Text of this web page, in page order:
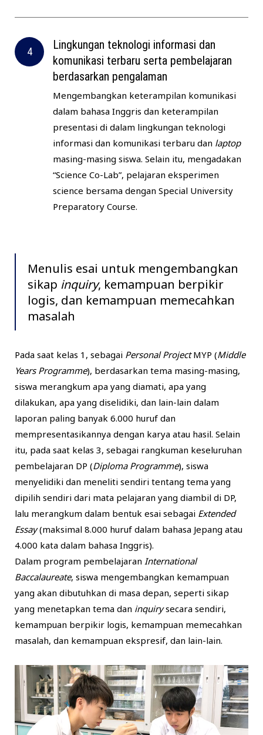
Lingkungan teknologi informasi dan
komunikasi terbaru serta pembelajaran
berdasarkan pengalaman
Mengembangkan keterampilan komunikasi
dalam bahasa Inggris dan keterampilan
presentasi di dalam lingkungan teknologi
informasi dan komunikasi terbaru dan laptop
masing-masing siswa. Selain itu, mengadakan
“Science Co-Lab”, pelajaran eksperimen
science bersama dengan Special University
Preparatory Course.
Menulis esai untuk mengembangkan
sikap inquiry, kemampuan berpikir
logis, dan kemampuan memecahkan
masalah
Pada saat kelas 1, sebagai Personal ProjectMYP (Middle
Years Programme), berdasarkan tema masing-masing,
siswa merangkum apa yang diamati, apa yang
dilakukan, apa yang diselidiki, dan lain-lain dalam
laporan paling banyak 6.000 huruf dan
mempresentasikannya dengan karya atau hasil. Selain
itu, pada saat kelas 3, sebagai rangkuman keseluruhan
pembelajaran DP (Diploma Programme), siswa
menyelidiki dan meneliti sendiri tentang tema yang
dipilih sendiri dari mata pelajaran yang diambil di DP,
lalu merangkum dalam bentuk esai sebagai Extended
Essay(maksimal 8.000 huruf dalam bahasa Jepang atau
4.000 kata dalam bahasa Inggris).
Dalam program pembelajaranInternational
Baccalaureate, siswa mengembangkan kemampuan
yang akan dibutuhkan di masa depan, seperti sikap
yang menetapkan tema dan inquirysecara sendiri,
kemampuan berpikir logis, kemampuan memecahkan
masalah, dan kemampuan ekspresif, dan lain-lain.